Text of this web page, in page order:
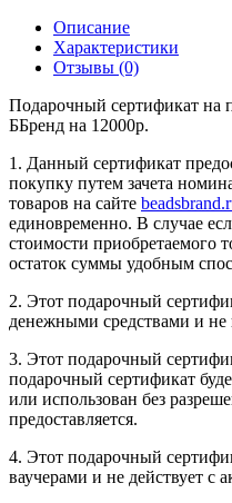
Описание
Характеристики
Отзывы (0)
Подарочный сертификат на
ББренд на 12000р.
1. Данный сертификат
покупку путем зачета
товаров на сайте
единовременно. В случае
стоимости приобретаемого
остаток суммы удобным
2. Этот подарочный
денежными средствами и не
3. Этот подарочный
подарочный сертификат
или использован без
предоставляется.
4. Этот подарочный
ваучерами и не действует с